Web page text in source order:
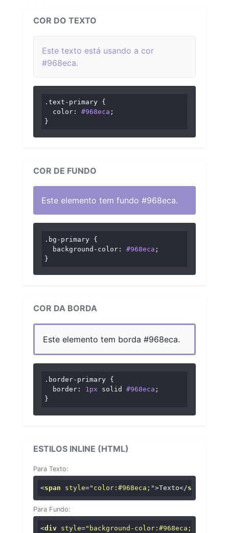
COR DO TEXTO
Este texto está usando a cor
#968eca.
.text-primary {
color : #968eca ;
}
COR DE FUNDO
Este elemento tem fundo #968eca.
.bg-primary {
background-color : #968eca ;
}
COR DA BORDA
Este elemento tem borda #968eca.
.border-primary {
border : 1px solid #968eca ;
}
ESTILOS INLINE (HTML)
Para Texto:
<span style="color:#968eca;">Texto</span
Para Fundo:
<div style="background-color:#968eca;"